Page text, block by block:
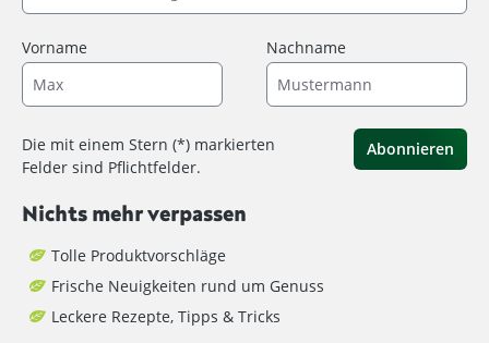
Vorname Nachname
Die mit einem Stern (*) markierten
Felder sind Pflichtfelder.
Abonnieren
Nichts mehr verpassen
Tolle Produktvorschläge
Frische Neuigkeiten rund um Genuss
Leckere Rezepte, Tipps & Tricks